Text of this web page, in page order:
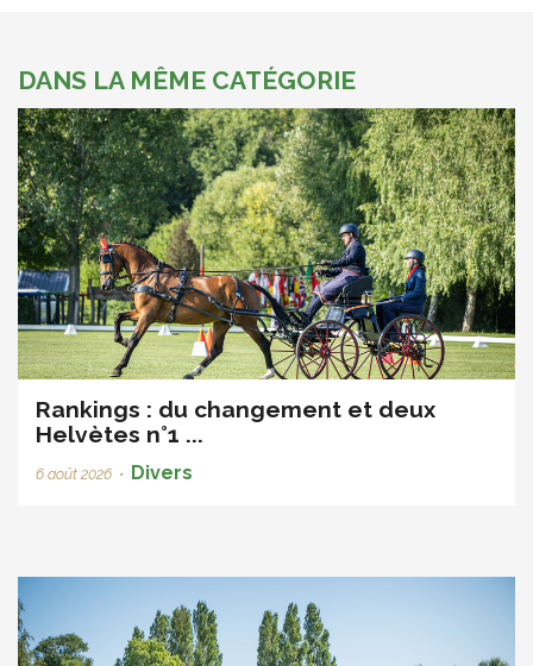
DANS LA MÊME CATÉGORIE
Rankings : du changement et deux
Helvètes n°1 ...
6 août 2026 • Divers